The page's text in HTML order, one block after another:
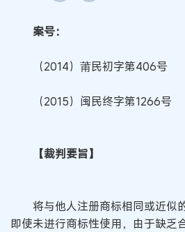
案号：
（2014）莆民初字第406号
（2015）闽民终字第1266号
【裁判要旨】
将与他人注册商标相同或近似的
即使未进行商标性使用，由于缺乏